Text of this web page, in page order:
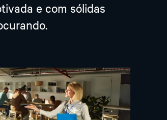
e com sólidas